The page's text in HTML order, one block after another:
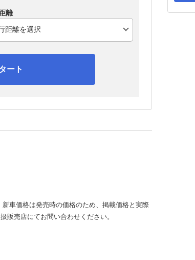
離
ート
車価格は発売時の価格のため、掲載価格と実際
販売店にてお問い合わせください。